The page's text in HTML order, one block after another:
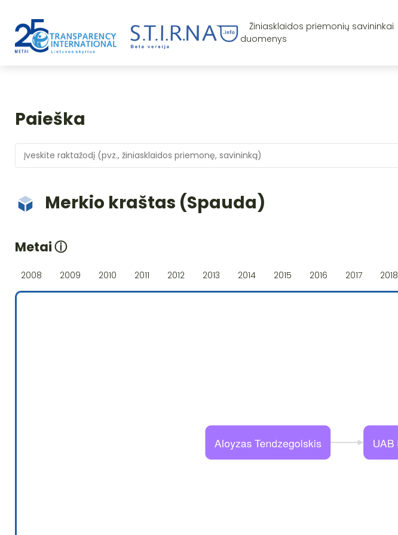
Žiniasklaidos priemonių savininkai
duomenys
Paieška
Merkio kraštas (Spauda)
Metaiⓘ
2008 2009 2010 2011 2012 2013 2014 2015 2016 2017 2018